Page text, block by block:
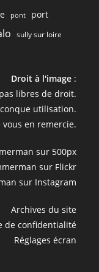
pont port
sully sur loire
Droit à l'image:
libres de droit.
utilisation.
vous en remercie.
sur 500px
sur Flickr
sur Instagram
Archives du site
de confidentialité
Réglages écran